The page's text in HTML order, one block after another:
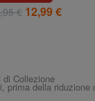
€ 12,99 €
Collezione
prima della riduzione